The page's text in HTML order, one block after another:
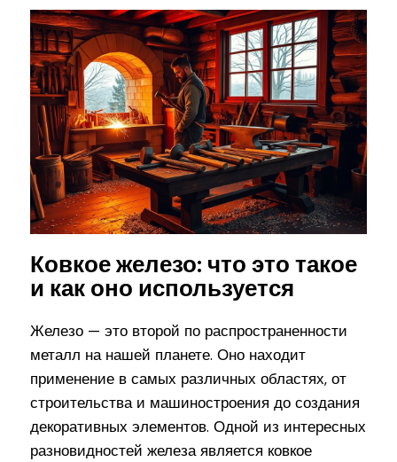
Ковкое железо: что это такое
и как оно используется
Железо — это второй по распространенности
металл на нашей планете. Оно находит
применение в самых различных областях, от
строительства и машиностроения до создания
декоративных элементов. Одной из интересных
разновидностей железа является ковкое